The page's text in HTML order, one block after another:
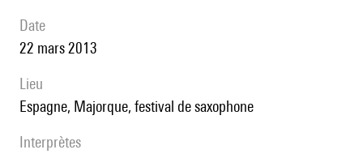
date
22 mars 2013
lieu
Espagne, Majorque, festival de saxophone
interprètes